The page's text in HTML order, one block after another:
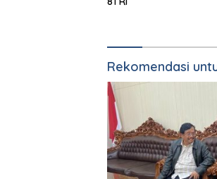
Rekomendasi